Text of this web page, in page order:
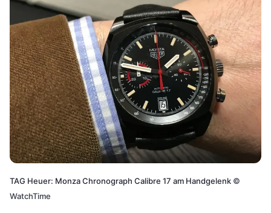
TAG Heuer: Monza Chronograph Calibre 17 am Handgelenk ©
WatchTime